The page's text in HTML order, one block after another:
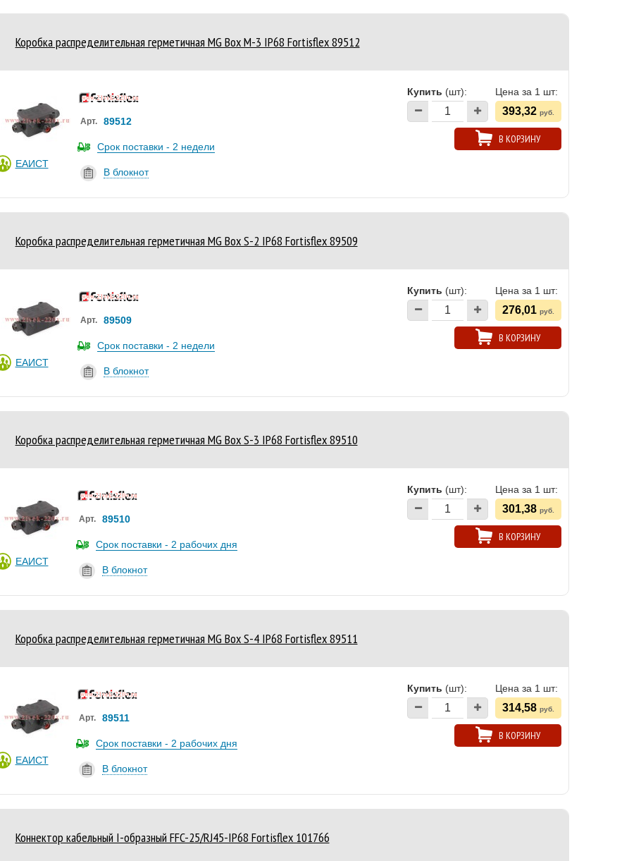
Коробка распределительная герметичная MG Box M-3 IP68 Fortisflex 89512
ЕАИСТ
Арт. 89512
Срок поставки - 2 недели
В блокнот
Купить (шт): Цена за 1 шт:
393,32 руб.
В КОРЗИНУ
Коробка распределительная герметичная MG Box S-2 IP68 Fortisflex 89509
ЕАИСТ
Арт. 89509
Срок поставки - 2 недели
В блокнот
Купить (шт): Цена за 1 шт:
276,01 руб.
В КОРЗИНУ
Коробка распределительная герметичная MG Box S-3 IP68 Fortisflex 89510
ЕАИСТ
Арт. 89510
Срок поставки - 2 рабочих дня
В блокнот
Купить (шт): Цена за 1 шт:
301,38 руб.
В КОРЗИНУ
Коробка распределительная герметичная MG Box S-4 IP68 Fortisflex 89511
ЕАИСТ
Арт. 89511
Срок поставки - 2 рабочих дня
В блокнот
Купить (шт): Цена за 1 шт:
314,58 руб.
В КОРЗИНУ
Коннектор кабельный I-образный FFC-25/RJ45-IP68 Fortisflex 101766